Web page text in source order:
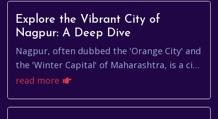
Explore the Vibrant City of
Nagpur: A Deep Dive
Nagpur, often dubbed the 'Orange City' and
the 'Winter Capital' of Maharashtra, is a city
steeped in history, culture, and a rapidly
read more